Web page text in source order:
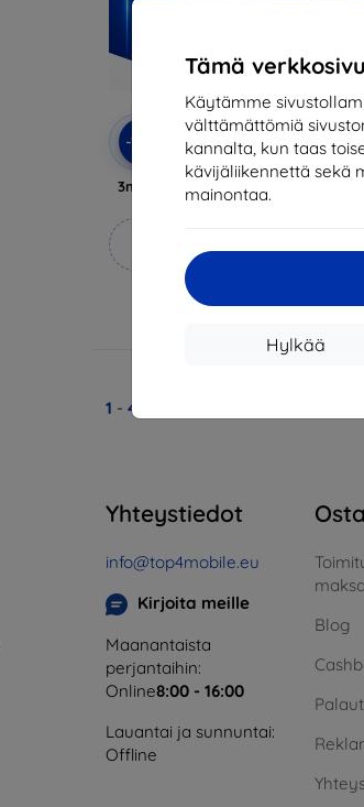
Tämä
Käytämme
välttämättömiä
kannalta, kun taas
kävijäliikennettä sekä
mainontaa.
Hylkää
-10%
Alennus
kupongilla
EXTRA10
3mk Anti-Shock protective
glass
valmistettu
18,90 €
Varastossa > 5 kpl
1 - 4
Yhteystiedot
info@top4mobile.eu
Kirjoita meille
Maanantaista
perjantaihin:
Online8:00 - 16:00
Lauantai ja sunnuntai:
Offline
Blog